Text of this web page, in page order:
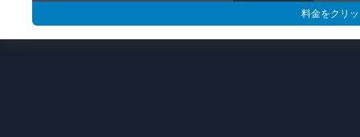
料金をクリ